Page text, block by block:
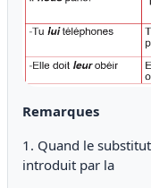
Remarques
1. Quand le
introduit par la